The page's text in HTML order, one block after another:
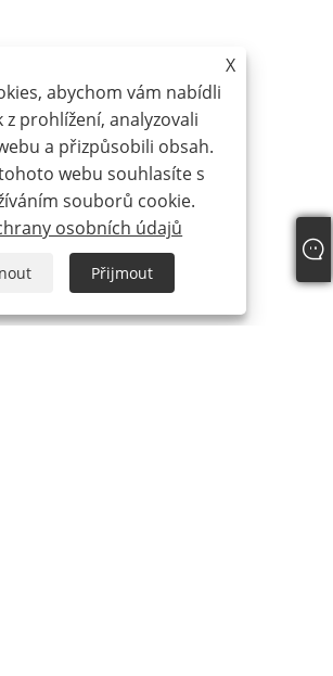
X
abychom vám nabídli
z prohlížení, analyzovali
a přizpůsobili obsah.
webu souhlasíte s
souborů cookie.
osobních údajů
Přijmout